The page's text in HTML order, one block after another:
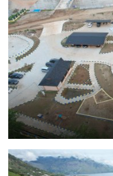
KANAL VIDEO
Galeri
Kontak